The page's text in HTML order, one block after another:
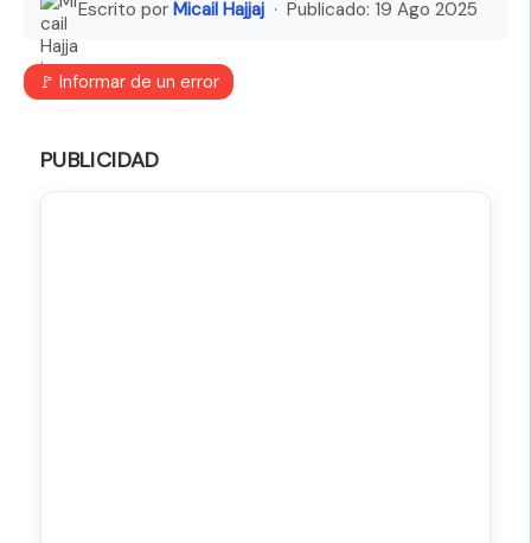
Escrito por Micail Hajjaj · Publicado: 19 Ago 2025
🚩 Informar de un error
PUBLICIDAD